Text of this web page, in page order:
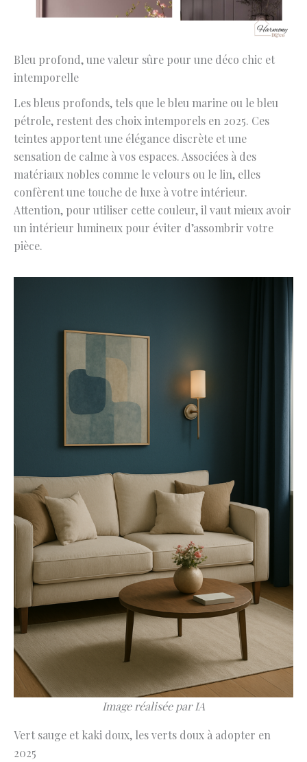
Bleu profond, une valeur sûre pour une déco chic et
intemporelle
Les bleus profonds, tels que le bleu marine ou le bleu
pétrole, restent des choix intemporels en 2025. Ces
teintes apportent une élégance discrète et une
sensation de calme à vos espaces. Associées à des
matériaux nobles comme le velours ou le lin, elles
confèrent une touche de luxe à votre intérieur.
Attention, pour utiliser cette couleur, il vaut mieux avoir
un intérieur lumineux pour éviter d’assombrir votre
pièce.
Image réalisée par IA
Vert sauge et kaki doux, les verts doux à adopter en
2025